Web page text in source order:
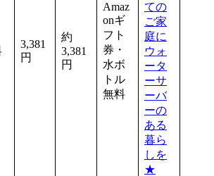
3,381
円
約
3,381
円
Amaz
onギ
フト
券・
水ボ
トル
無料
ての
ご家
庭に
ウォ
ータ
ーサ
ーバ
ーの
ある
暮ら
しを
★